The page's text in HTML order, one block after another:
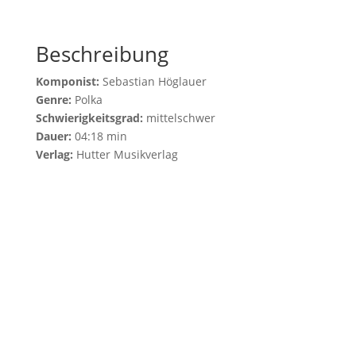
Beschreibung
Komponist: Sebastian Höglauer
Genre: Polka
Schwierigkeitsgrad: mittelschwer
Dauer: 04:18 min
Verlag: Hutter Musikverlag